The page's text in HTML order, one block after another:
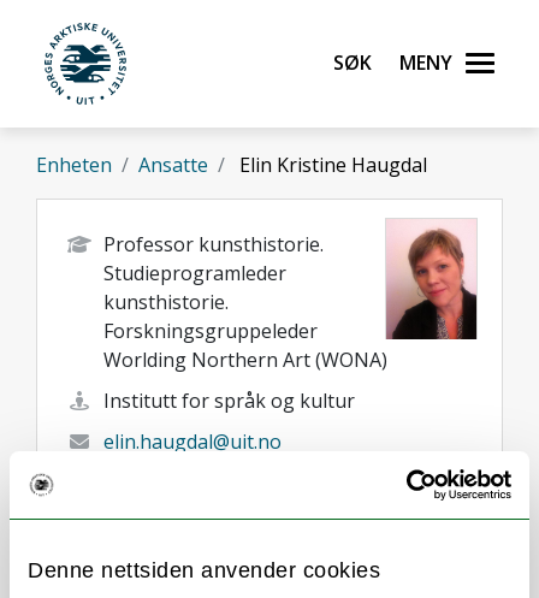
Denne nettsiden anvender cookies
Gå til hovedinnhold
UiT Norges arktiske universitet
Søk Meny
Enheten Ansatte Elin Kristine Haugdal
Professor kunsthistorie.
Studieprogramleder
kunsthistorie.
Forskningsgruppeleder
Worlding Northern Art (WONA)
Institutt for språk og kultur
elin.haugdal@uit.no
Tromsø
Her finner du meg